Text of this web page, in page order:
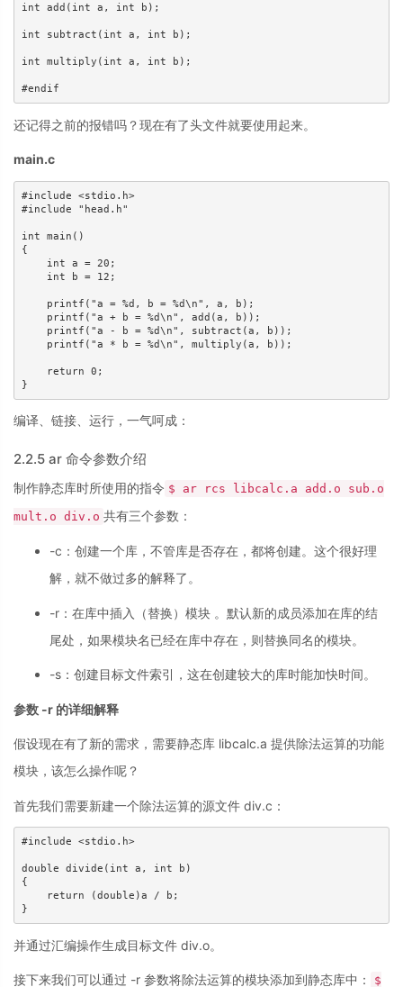
int add(int a, int b);
int subtract(int a, int b);
int multiply(int a, int b);
#endif
还记得之前的报错吗？现在有了头文件就要使用起来。
main.c
#include <stdio.h>
#include "head.h"
int main()
{
    int a = 20;
    int b = 12;
    printf("a = %d, b = %d\n", a, b);
    printf("a + b = %d\n", add(a, b));
    printf("a - b = %d\n", subtract(a, b));
    printf("a * b = %d\n", multiply(a, b));
    return 0;
}
编译、链接、运行，一气呵成：
2.2.5 ar 命令参数介绍
制作静态库时所使用的指令 $ ar rcs libcalc.a add.o sub.o
mult.o div.o 共有三个参数：
-c：创建一个库，不管库是否存在，都将创建。这个很好理
解，就不做过多的解释了。
-r：在库中插入（替换）模块 。默认新的成员添加在库的结
尾处，如果模块名已经在库中存在，则替换同名的模块。
-s：创建目标文件索引，这在创建较大的库时能加快时间。
参数 -r 的详细解释
假设现在有了新的需求，需要静态库 libcalc.a 提供除法运算的功能
模块，该怎么操作呢？
首先我们需要新建一个除法运算的源文件 div.c：
#include <stdio.h>
double divide(int a, int b)
{
    return (double)a / b;
}
并通过汇编操作生成目标文件 div.o。
接下来我们可以通过 -r 参数将除法运算的模块添加到静态库中： $